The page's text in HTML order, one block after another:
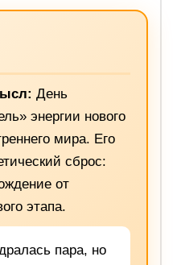
День
энергии нового
мира. Его
сброс:
от
этапа.
пара, но